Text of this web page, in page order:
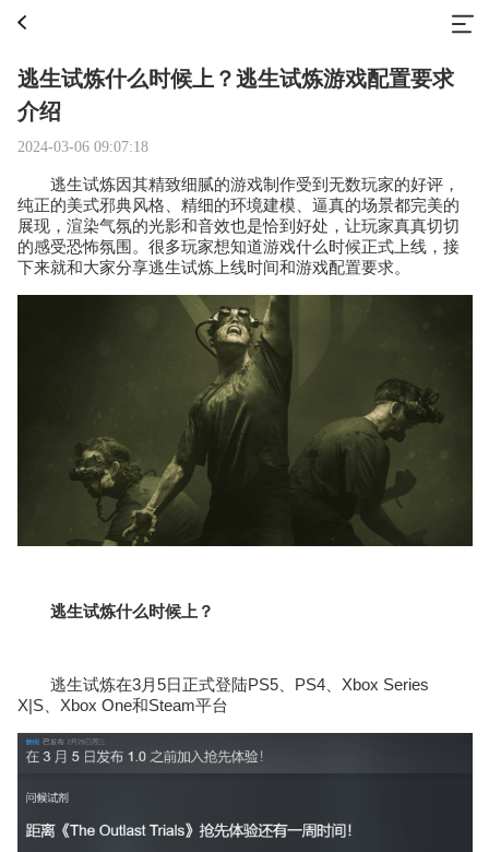
逃生试炼什么时候上？逃生试炼游戏配置要求
介绍
2024-03-06 09:07:18
逃生试炼因其精致细腻的游戏制作受到无数玩家的好评，
纯正的美式邪典风格、精细的环境建模、逼真的场景都完美的
展现，渲染气氛的光影和音效也是恰到好处，让玩家真真切切
的感受恐怖氛围。很多玩家想知道游戏什么时候正式上线，接
下来就和大家分享逃生试炼上线时间和游戏配置要求。
逃生试炼什么时候上？
逃生试炼在3月5日正式登陆PS5 、PS4、Xbox Series
X|S、Xbox One和Steam平台